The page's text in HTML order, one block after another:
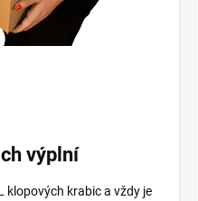
výplní
klopových krabic a vždy je